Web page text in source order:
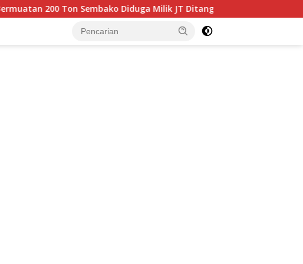
Ton Sembako Diduga Milik JT Ditangkap Bea Cukai Batam di Perairan